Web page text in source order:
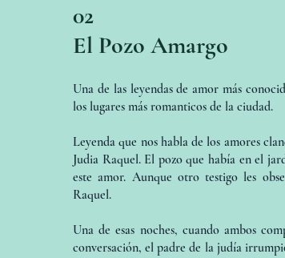
02
El Pozo Amargo
Una de las leyendas de amor más
los lugares más romanticos de la ciudad.
Leyenda que nos habla de los amores
Judia Raquel. El pozo que había en el
este amor. Aunque otro testigo les
Raquel.
Una de esas noches, cuando ambos
conversación, el padre de la judía